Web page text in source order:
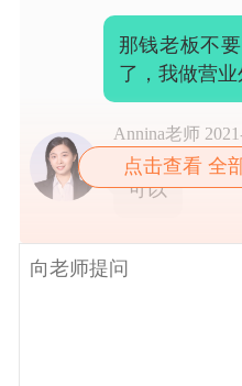
那钱老板不
了，我做营业
Annina老师
可以
点击查看 全